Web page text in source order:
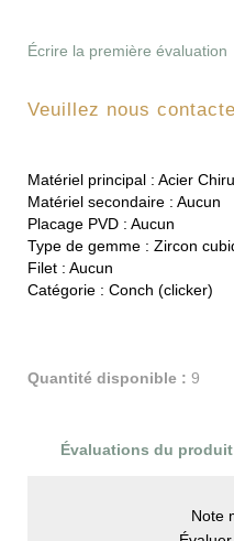
Écrire la première évaluation
Veuillez nous
Matériel principal : Acier
Matériel secondaire : Aucun
Placage PVD : Aucun
Type de gemme : Zircon
Filet : Aucun
Catégorie : Conch (clicker)
Quantité disponible : 9
Évaluations du produit
Note